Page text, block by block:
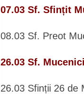
07.03 Sf. Sfințit
08.03 Sf. Preot
26.03 Sf.
26.03 Sfinții 26 de